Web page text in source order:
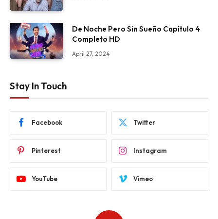
De Noche Pero Sin Sueño Capítulo 4
Completo HD
April 27, 2024
Stay In Touch
Facebook Twitter
Pinterest Instagram
YouTube Vimeo